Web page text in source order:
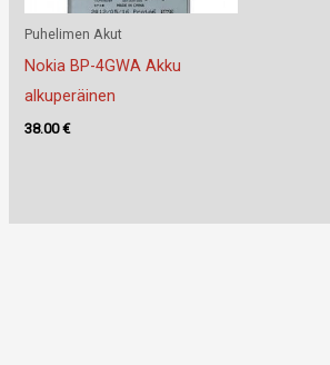
Puhelimen Akut
Nokia BP-4GWA Akku
alkuperäinen
38.00€